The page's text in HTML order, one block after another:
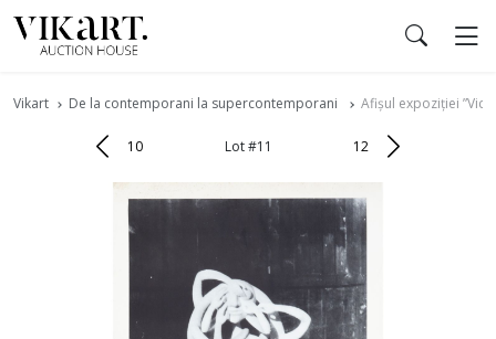
Vikart De la contemporani la supercontemporani Afișul expoziției
10 Lot #11 12